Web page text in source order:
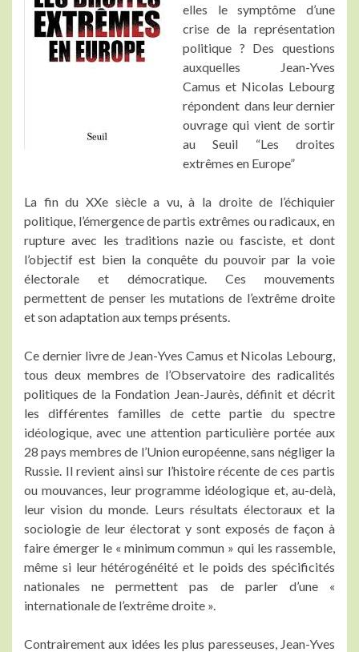
elles le symptôme d’une
crise de la représentation
politique ? Des questions
auxquelles Jean-Yves
Camus et Nicolas Lebourg
répondent dans leur dernier
ouvrage qui vient de sortir
au Seuil “Les droites
extrêmes en Europe”
La fin du XXe siècle a vu, à la droite de l’échiquier
politique, l’émergence de partis extrêmes ou radicaux, en
rupture avec les traditions nazie ou fasciste, et dont
l’objectif est bien la conquête du pouvoir par la voie
électorale et démocratique. Ces mouvements
permettent de penser les mutations de l’extrême droite
et son adaptation aux temps présents.
Ce dernier livre de Jean-Yves Camus et Nicolas Lebourg,
tous deux membres de l’Observatoire des radicalités
politiques de la Fondation Jean-Jaurès, définit et décrit
les différentes familles de cette partie du spectre
idéologique, avec une attention particulière portée aux
28 pays membres de l’Union européenne, sans négliger la
Russie. Il revient ainsi sur l’histoire récente de ces partis
ou mouvances, leur programme idéologique et, au-delà,
leur vision du monde. Leurs résultats électoraux et la
sociologie de leur électorat y sont exposés de façon à
faire émerger le « minimum commun » qui les rassemble,
même si leur hétérogénéité et le poids des spécificités
nationales ne permettent pas de parler d’une «
internationale de l’extrême droite ».
Contrairement aux idées les plus paresseuses, Jean-Yves